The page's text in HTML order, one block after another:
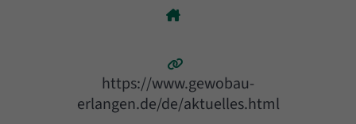
https://www.gewobau-
erlangen.de/de/aktuelles.html